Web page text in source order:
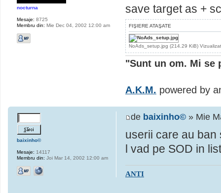
save target as +
FIŞIERE ATAŞATE
NoAds_setup.jpg (214.29 KiB)
"Sunt un om. Mi se
A.K.M. powered by
nocturna
Mesaje: 8725
Membru din: Mie Dec 04, 2002 12:00 am
de baixinho© » Mie
userii care au ban
l vad pe SOD in
ANTI
baixinho©
Mesaje: 14117
Membru din: Joi Mar 14, 2002 12:00 am